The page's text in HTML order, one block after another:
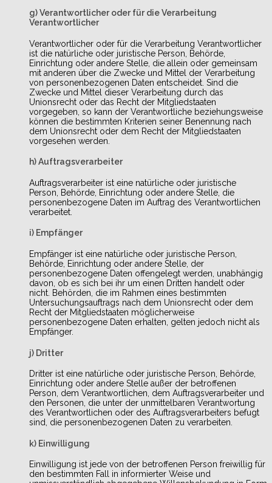
g) Verantwortlicher oder für die Verarbeitung
Verantwortlicher
Verantwortlicher oder für die Verarbeitung Verantwortlicher
ist die natürliche oder juristische Person, Behörde,
Einrichtung oder andere Stelle, die allein oder gemeinsam
mit anderen über die Zwecke und Mittel der Verarbeitung
von personenbezogenen Daten entscheidet. Sind die
Zwecke und Mittel dieser Verarbeitung durch das
Unionsrecht oder das Recht der Mitgliedstaaten
vorgegeben, so kann der Verantwortliche beziehungsweise
können die bestimmten Kriterien seiner Benennung nach
dem Unionsrecht oder dem Recht der Mitgliedstaaten
vorgesehen werden.
h) Auftragsverarbeiter
Auftragsverarbeiter ist eine natürliche oder juristische
Person, Behörde, Einrichtung oder andere Stelle, die
personenbezogene Daten im Auftrag des Verantwortlichen
verarbeitet.
i) Empfänger
Empfänger ist eine natürliche oder juristische Person,
Behörde, Einrichtung oder andere Stelle, der
personenbezogene Daten offengelegt werden, unabhängig
davon, ob es sich bei ihr um einen Dritten handelt oder
nicht. Behörden, die im Rahmen eines bestimmten
Untersuchungsauftrags nach dem Unionsrecht oder dem
Recht der Mitgliedstaaten möglicherweise
personenbezogene Daten erhalten, gelten jedoch nicht als
Empfänger.
j) Dritter
Dritter ist eine natürliche oder juristische Person, Behörde,
Einrichtung oder andere Stelle außer der betroffenen
Person, dem Verantwortlichen, dem Auftragsverarbeiter und
den Personen, die unter der unmittelbaren Verantwortung
des Verantwortlichen oder des Auftragsverarbeiters befugt
sind, die personenbezogenen Daten zu verarbeiten.
k) Einwilligung
Einwilligung ist jede von der betroffenen Person freiwillig für
den bestimmten Fall in informierter Weise und